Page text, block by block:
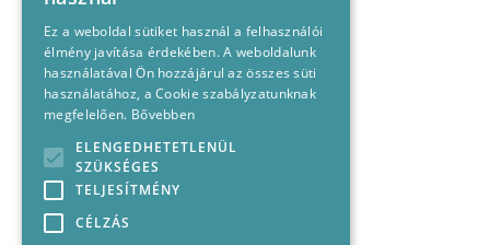
Ez a weboldal sütiket használ a felhasználói
élmény javítása érdekében. A weboldalunk
használatával Ön hozzájárul az összes süti
használatához, a Cookie szabályzatunknak
megfelelően. Bővebben
ELENGEDHETETLENÜL
SZÜKSÉGES
TELJESÍTMÉNY
CÉLZÁS